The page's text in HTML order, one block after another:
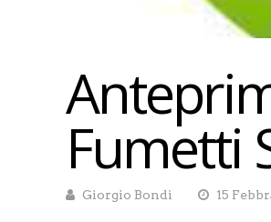
Fumetti
Giorgio Bondì 15